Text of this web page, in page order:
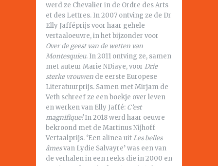
werd ze Chevalier in de Ordre des Arts
et des Lettres. In 2007 ontving ze de Dr
Elly Jafféprijs voor haar gehele
vertaaloeuvre, in het bijzonder voor
Over de geest van de wetten van
Montesquieu. In 2011 ontving ze, samen
met auteur Marie NDiaye, voor Drie
sterke vrouwen de eerste Europese
Literatuurprijs. Samen met Mirjam de
Veth schreef ze een boekje over leven
en werken van Elly Jaffé: C’est
magnifique!In 2018 werd haar oeuvre
bekroond met de Martinus Nijhoff
Vertaalprijs. ‘Een alinea uitLes belles
âmesvan Lydie Salvayre’ was een van
de verhalen in een reeks die in 2000 en